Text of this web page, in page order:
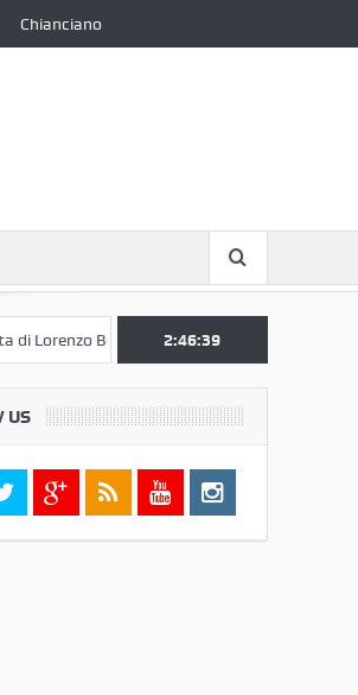
Chianciano
Berrettini lascia il Convento di S. Chiara per il
2:46:40
US